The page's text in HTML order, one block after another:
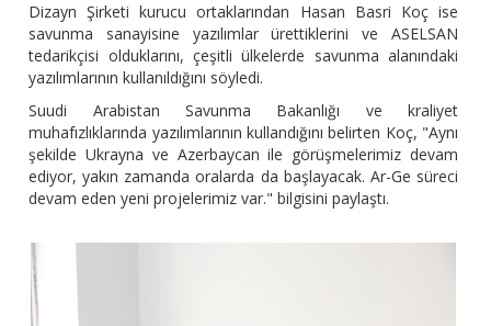
Dizayn Şirketi kurucu ortaklarından Hasan Basri Koç ise
savunma sanayisine yazılımlar ürettiklerini ve ASELSAN
tedarikçisi olduklarını, çeşitli ülkelerde savunma alanındaki
yazılımlarının kullanıldığını söyledi.
Suudi Arabistan Savunma Bakanlığı ve kraliyet
muhafızlıklarında yazılımlarının kullandığını belirten Koç, "Aynı
şekilde Ukrayna ve Azerbaycan ile görüşmelerimiz devam
ediyor, yakın zamanda oralarda da başlayacak. Ar-Ge süreci
devam eden yeni projelerimiz var." bilgisini paylaştı.